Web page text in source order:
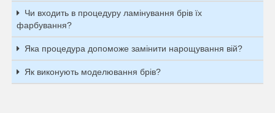
Чи входить в процедуру ламінування брів їх
фарбування?
Яка процедура допоможе замінити нарощування вій?
Як виконують моделювання брів?